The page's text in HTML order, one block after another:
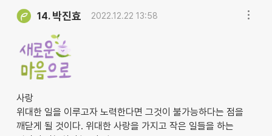
14. 박진효 2022.12.22 13:58
사랑
위대한 일을 이루고자 노력한다면 그것이 불가능하다는 점을
깨닫게 될 것이다. 위대한 사랑을 가지고 작은 일들을 하는